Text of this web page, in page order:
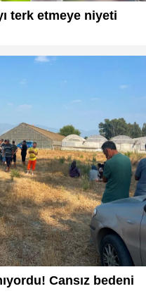
terk etmeye niyeti
Cansız bedeni